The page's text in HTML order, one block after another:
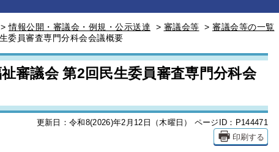
>情報公開・審議会・例規・公示送達 > 審議会等 > 審議会等の一覧
委員審査専門分科会会議概要
審議会 第2回民生委員審査専門分科会
更新日：令和8(2026)年2月12日（木曜日） ページID：P144471
印刷する